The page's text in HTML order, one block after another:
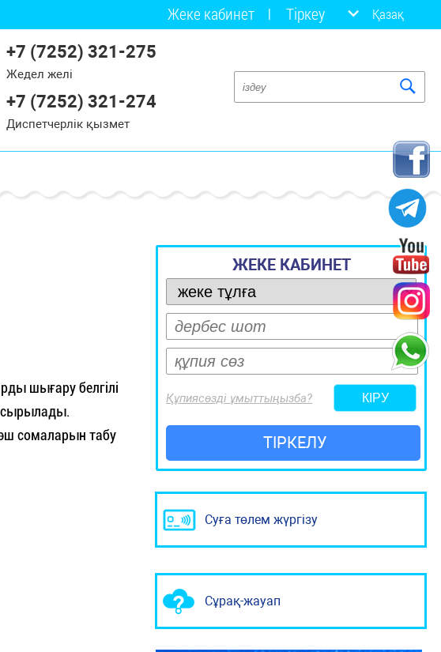
Жеке кабинет Тіркеу Қазақ
+7 (7252) 321-275
Жедел желі
+7 (7252) 321-274
Диспетчерлік қызмет
шығару белгілі
сомаларын табу
ЖЕКЕ КАБИНЕТ
Құпиясөзді ұмыттыңызба?
ТІРКЕЛУ
Суға төлем жүргізу
Сұрақ-жауап